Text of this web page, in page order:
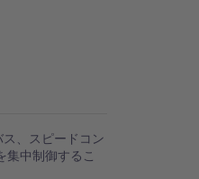
、スピードコン
集中制御するこ